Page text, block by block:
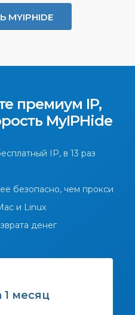
премиум IP,
MyIPHide
IP, в 13 раз
безопасно, чем прокси
и Linux
денег
1 месяц